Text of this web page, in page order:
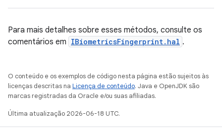
Para mais detalhes sobre esses métodos, consulte os
comentários em IBiometricsFingerprint.hal .
O conteúdo e os exemplos de código nesta página estão sujeitos às
licenças descritas na Licença de conteúdo. Java e OpenJDK são
marcas registradas da Oracle e/ou suas afiliadas.
Última atualização 2026-06-18 UTC.